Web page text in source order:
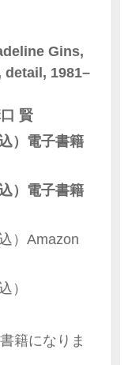
Gins,
detail, 1981–
賢
）電子書籍
）電子書籍
）Amazon
）
籍になりま